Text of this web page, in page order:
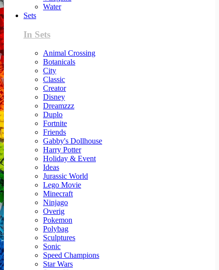
Water
Sets
In Sets
Animal Crossing
Botanicals
City
Classic
Creator
Disney
Dreamzzz
Duplo
Fortnite
Friends
Gabby's Dollhouse
Harry Potter
Holiday & Event
Ideas
Jurassic World
Lego Movie
Minecraft
Ninjago
Overig
Pokemon
Polybag
Sculptures
Sonic
Speed Champions
Star Wars